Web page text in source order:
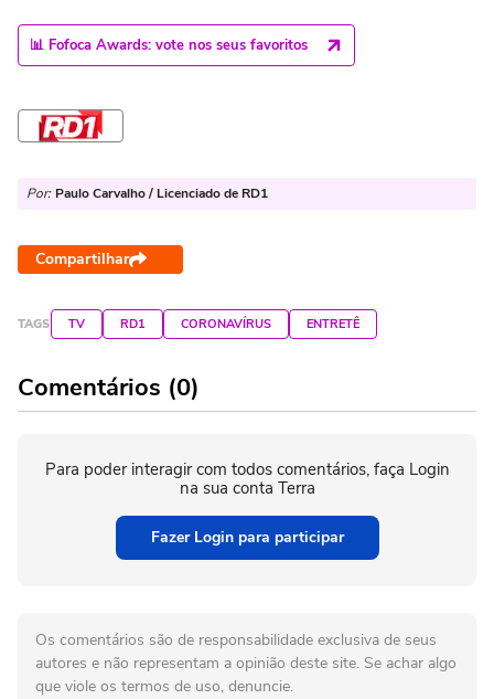
📊 Fofoca Awards: vote nos seus favoritos
Por: Paulo Carvalho / Licenciado de RD1
Compartilhar
TAGS TV RD1 CORONAVÍRUS ENTRETÊ
Comentários (0)
Para poder interagir com todos comentários, faça Login
na sua conta Terra
Fazer Login para participar
Os comentários são de responsabilidade exclusiva de seus
autores e não representam a opinião deste site. Se achar algo
que viole os termos de uso, denuncie.